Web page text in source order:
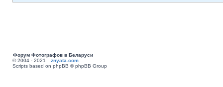
Форум Фотографов в Беларуси
© 2004 - 2021 znyata.com
Scripts based on phpBB © phpBB Group